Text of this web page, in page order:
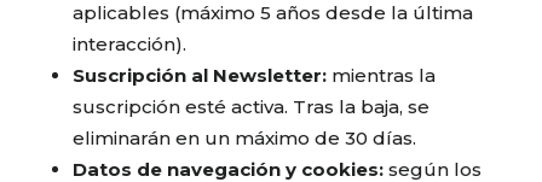
aplicables (máximo 5 años desde la última
interacción).
Suscripción al Newsletter:mientras la
suscripción esté activa. Tras la baja, se
eliminarán en un máximo de 30 días.
Datos de navegación y cookies:según los